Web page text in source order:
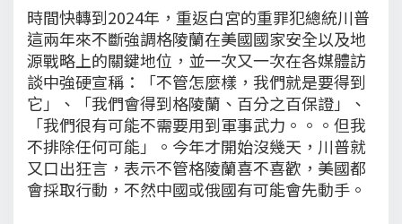
時間快轉到2024年，重返白宮的重罪犯總統川普
這兩年來不斷強調格陵蘭在美國國家安全以及地
源戰略上的關鍵地位，並一次又一次在各媒體訪
談中強硬宣稱：「不管怎麼樣，我們就是要得到
它」、「我們會得到格陵蘭、百分之百保證」、
「我們很有可能不需要用到軍事武力。。。但我
不排除任何可能」。今年才開始沒幾天，川普就
又口出狂言，表示不管格陵蘭喜不喜歡，美國都
會採取行動，不然中國或俄國有可能會先動手。